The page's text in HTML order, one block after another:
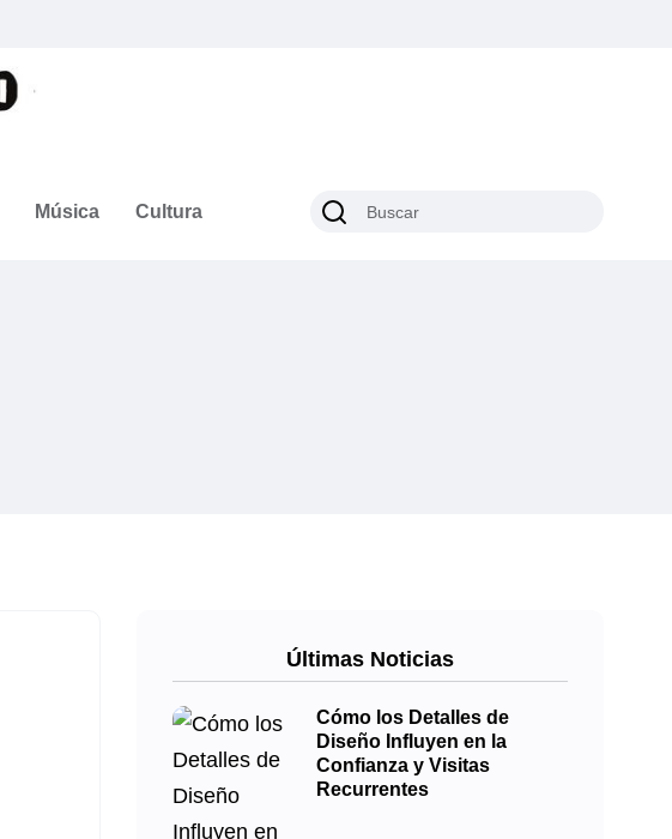
Música Cultura
Últimas Noticias
Cómo los Detalles de
Diseño Influyen en la
Confianza y Visitas
Recurrentes